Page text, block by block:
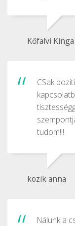
Kőfalvi Kinga
CSak
tudom!!!
kozik anna
Nálunk a